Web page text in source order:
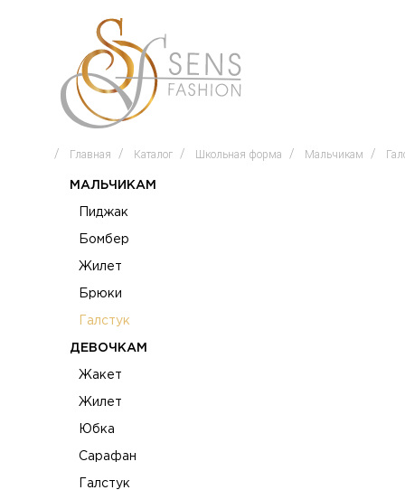
Главная Каталог Школьная форма Мальчикам
МАЛЬЧИКАМ
Пиджак
Бомбер
Жилет
Брюки
Галстук
ДЕВОЧКАМ
Жакет
Жилет
Юбка
Сарафан
Галстук